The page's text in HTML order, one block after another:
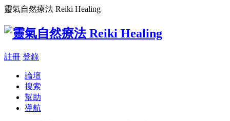
靈氣自然療法 Reiki Healing
註冊 登錄
論壇
搜索
幫助
導航